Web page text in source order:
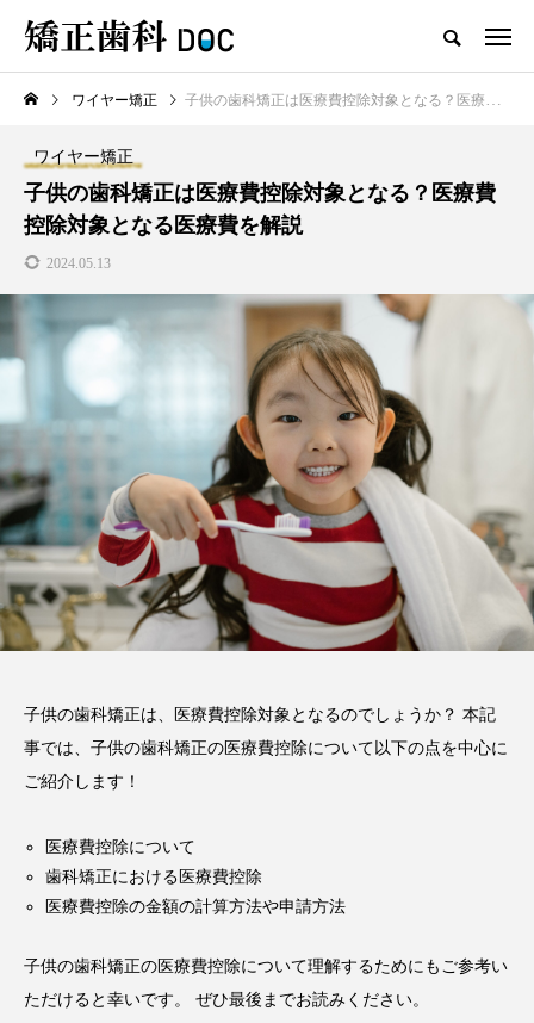
TOP ワイヤー矯正 マウスピース矯正
新着記事
ワイヤー矯正
テスト用_東京都おすすめの矯
正歯科の名医28人
2026.06.12
マウスピース型矯正治療後に
保定は必要?リテーナーの装着
期間や時間、注意点も解説
注目のトピック
おすすめ名医一覧 コラム
ワイヤー矯正 子供の歯科矯正は医療費控除対象となる？医療費控除対象となる医療費を解説
ワイヤー矯正
子供の歯科矯正は医療費控除対象となる？医療費
控除対象となる医療費を解説
2024.05.13
子供の歯科矯正は、医療費控除対象となるのでしょうか？ 本記
事では、子供の歯科矯正の医療費控除について以下の点を中心に
ご紹介します！
医療費控除について
歯科矯正における医療費控除
医療費控除の金額の計算方法や申請方法
子供の歯科矯正の医療費控除について理解するためにもご参考い
ただけると幸いです。 ぜひ最後までお読みください。